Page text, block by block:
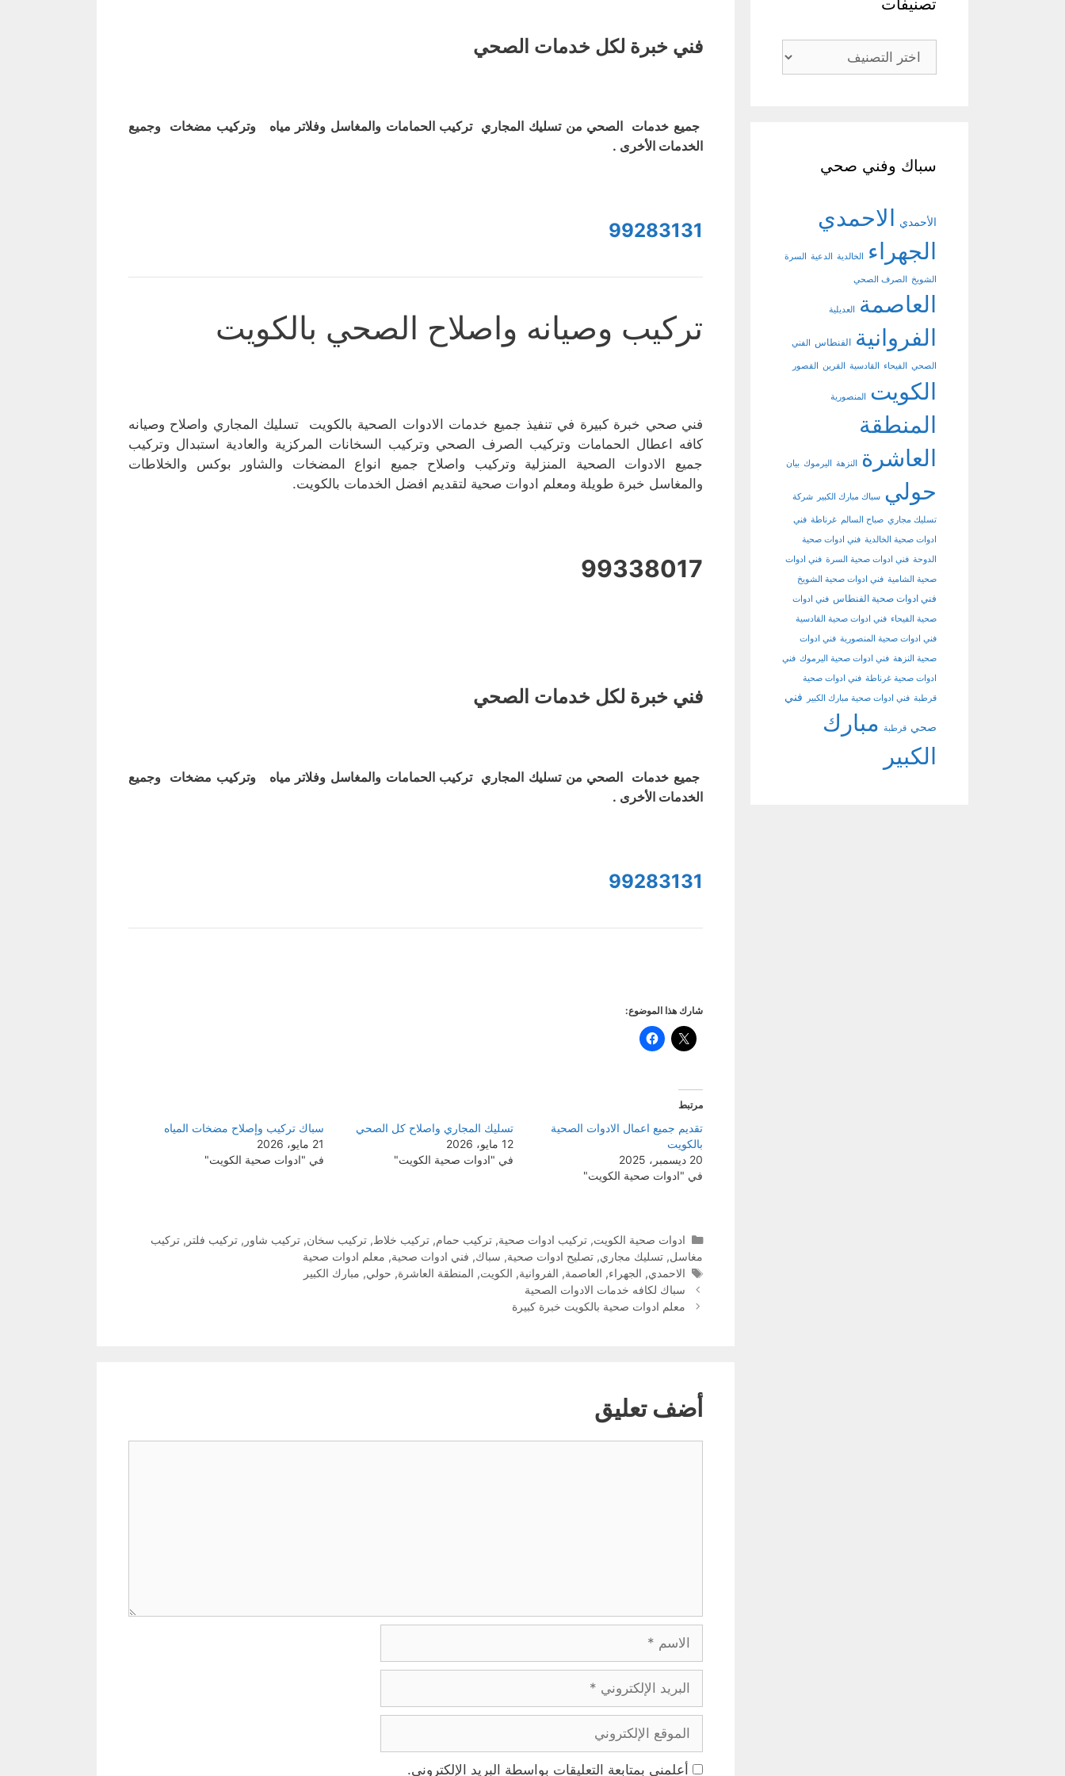
فني خبرة لكل خدمات الصحي
جميع خدمات الصحي من تسليك المجاري تركيب الحمامات والمغاسل وفلاتر مياه وتركيب مضخات وجميع
الخدمات الأخرى .
99283131
تركيب وصيانه واصلاح الصحي بالكويت
فني صحي خبرة كبيرة في تنفيذ جميع خدمات الادوات الصحية بالكويت تسليك المجاري واصلاح وصيانه
كافه اعطال الحمامات وتركيب الصرف الصحي وتركيب السخانات المركزية والعادية استبدال وتركيب
جميع الادوات الصحية المنزلية وتركيب واصلاح جميع انواع المضخات والشاور بوكس والخلاطات
والمغاسل خبرة طويلة ومعلم ادوات صحية لتقديم افضل الخدمات بالكويت.
99338017
فني خبرة لكل خدمات الصحي
جميع خدمات الصحي من تسليك المجاري تركيب الحمامات والمغاسل وفلاتر مياه وتركيب مضخات وجميع
الخدمات الأخرى .
99283131
شارك هذا الموضوع:
مرتبط
تقديم جميع اعمال الادوات الصحية
بالكويت
20 ديسمبر، 2025
في "ادوات صحية الكويت"
تسليك المجاري واصلاح كل الصحي
12 مايو، 2026
في "ادوات صحية الكويت"
سباك تركيب وإصلاح مضخات المياه
21 مايو، 2026
في "ادوات صحية الكويت"
التصنيفات
ادوات صحية الكويت, تركيب ادوات صحية, تركيب حمام, تركيب خلاط, تركيب سخان, تركيب شاور , تركيب فلتر , تركيب
مغاسل, تسليك مجاري, تصليح ادوات صحية, سباك, فني ادوات صحية, معلم ادوات صحية
الوسوم
الاحمدي, الجهراء, العاصمة, الفروانية, الكويت, المنطقة العاشرة, حولي, مبارك الكبير
سباك لكافه خدمات الادوات الصحية
معلم ادوات صحية بالكويت خبرة كبيرة
أضف تعليق
الإلكتروني
الإلكتروني
أعلمني بمتابعة التعليقات بواسطة البريد الإلكتروني.
تصنيفات
تصنيفات
سباك وفني صحي
الأحمدي الاحمدي
الجهراء
الخالدية الدعية السرة
الشويخ الصرف الصحي
العاصمة العديلية
الفروانية الفنطاس الفني
الصحي الفيحاء القادسية القرين القصور
الكويت المنصورية
المنطقة
العاشرة
النزهة اليرموك بيان
حولي سباك مبارك الكبير شركة
تسليك مجاري صباح السالم غرناطة فني
ادوات صحية الخالدية فني ادوات صحية
الدوحة فني ادوات صحية السرة فني ادوات
صحية الشامية فني ادوات صحية الشويخ
فني ادوات صحية الفنطاس فني ادوات
صحية الفيحاء فني ادوات صحية القادسية
فني ادوات صحية المنصورية فني ادوات
صحية النزهة فني ادوات صحية اليرموك فني
ادوات صحية غرناطة فني ادوات صحية
قرطبة فني ادوات صحية مبارك الكبير فني
صحي قرطبة مبارك
الكبير